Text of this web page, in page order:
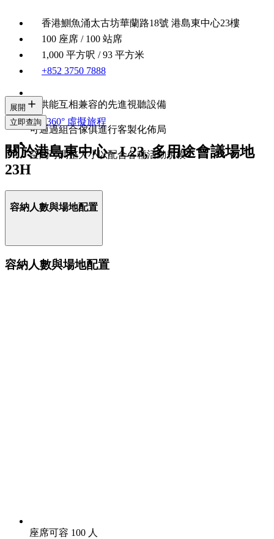
香港鰂魚涌太古坊華蘭路18號 港島東中心23樓
100 座席 / 100 站席
1,000 平方呎 / 93 平方米
+852 3750 7888
提供能互相兼容的先進視聽設備
可通過組合傢俱進行客製化佈局
空間可調整大小以配合各種活動規模
展開
立即查詢 360° 虛擬旅程
關於港島東中心 - L23, 多用途會議場地
23H
容納人數與場地配置
容納人數與場地配置
座席可容 100 人